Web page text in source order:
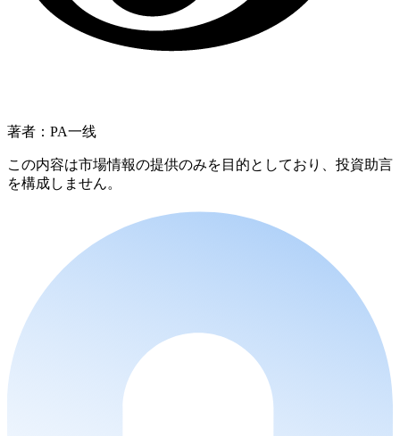
著者：PA一线
この内容は市場情報の提供のみを目的としており、投資助言
を構成しません。